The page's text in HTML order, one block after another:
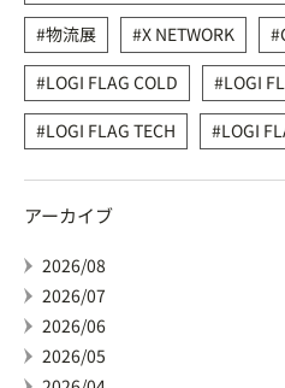
物流展
X NETWORK
LOGI FLAG COLD
LOGI
LOGI FLAG TECH
LOGI
アーカイブ
2026/08
2026/07
2026/06
2026/05